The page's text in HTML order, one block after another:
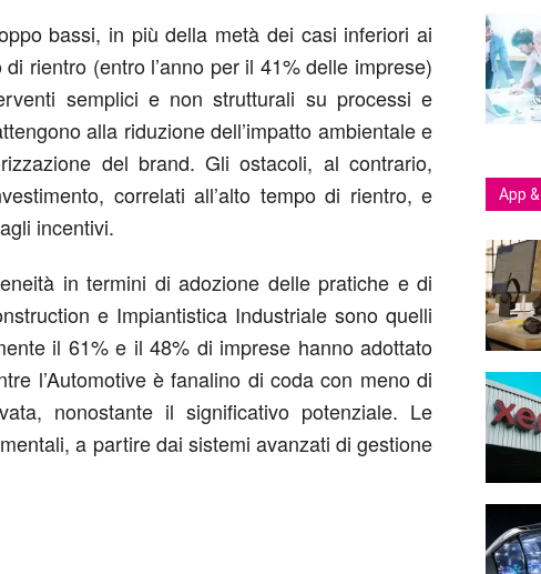
bassi, in più della metà dei casi inferiori ai
rientro (entro l’anno per il 41% delle imprese)
semplici e non strutturali su processi e
alla riduzione dell’impatto ambientale e
del brand. Gli ostacoli, al contrario,
correlati all’alto tempo di rientro, e
incentivi.
in termini di adozione delle pratiche e di
e Impiantistica Industriale sono quelli
il 61% e il 48% di imprese hanno adottato
l’Automotive è fanalino di coda con meno di
nonostante il significativo potenziale. Le
a partire dai sistemi avanzati di gestione
App